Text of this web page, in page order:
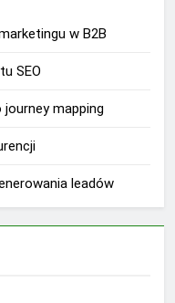
w B2B
SEO
mapping
leadów